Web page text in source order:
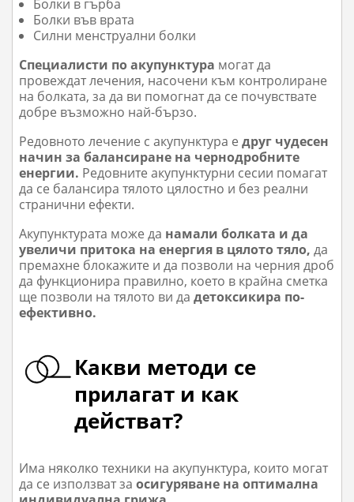
Болки в гърба
Болки във врата
Силни менструални болки
Специалисти по акупунктура могат да
провеждат лечения, насочени към контролиране
на болката, за да ви помогнат да се почувствате
добре възможно най-бързо.
Редовното лечение с акупунктура е друг чудесен
начин за балансиране на чернодробните
енергии. Редовните акупунктурни сесии помагат
да се балансира тялото цялостно и без реални
странични ефекти.
Акупунктурата може да намали болката и да
увеличи притока на енергия в цялото тяло,да
премахне блокажите и да позволи на черния дроб
да функционира правилно, което в крайна сметка
ще позволи на тялото ви дадетоксикира по-
ефективно.
Какви методи се
прилагат и как
действат?
Има няколко техники на акупунктура, които могат
да се използват заосигуряване на оптимална